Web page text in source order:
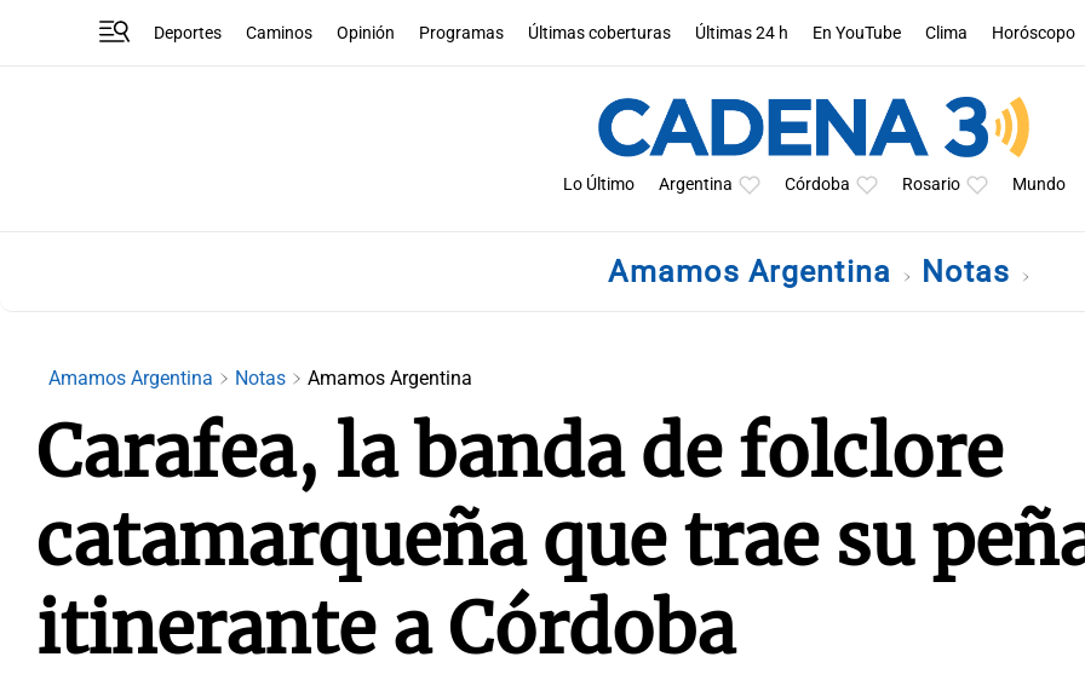
Deportes Caminos Opinión Programas Últimas coberturas Últimas 24 h En YouTube Clima Horóscopo
Lo Último Argentina Córdoba Rosario Mundo
Amamos Argentina Notas
Amamos Argentina Notas Amamos Argentina
Carafea, la banda de folclore
catamarqueña que trae su
itinerante a Córdoba